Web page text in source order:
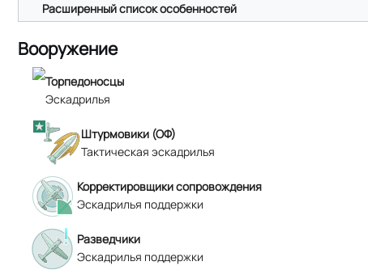
Расширенный список особенностей
Вооружение
Торпедоносцы
Эскадрилья
Штурмовики (ОФ)
Тактическая эскадрилья
Корректировщики сопровождения
Эскадрилья поддержки
Разведчики
Эскадрилья поддержки